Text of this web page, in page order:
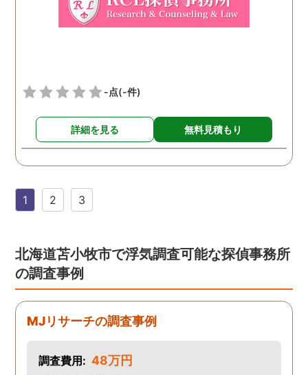
-点(-件)
詳細を見る 無料見積もり
1 2 3
北海道苫小牧市で浮気調査可能な探偵事務所
の調査事例
MJリサーチの調査事例
調査費用: 48万円